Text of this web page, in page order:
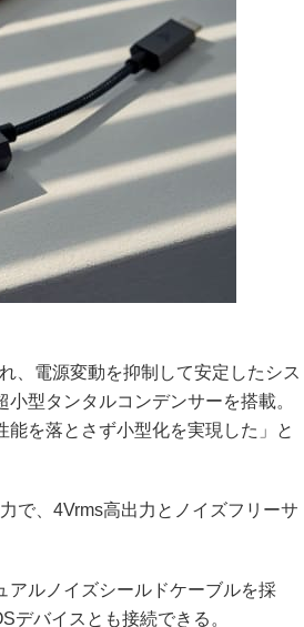
、電源変動を抑制して安定したシス
型タンタルコンデンサーを搭載。
能を落とさず小型化を実現した」と
で、4Vrms高出力とノイズフリーサ
アルノイズシールドケーブルを採
デバイスとも接続できる。